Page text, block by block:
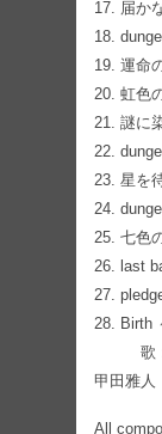
17. 届か
18.
19. 運命
20. 虹色
21. 謎に
22.
23. 星を
24.
25. 七色
26. last
27.
28. Birth
歌：
甲田雅人
All